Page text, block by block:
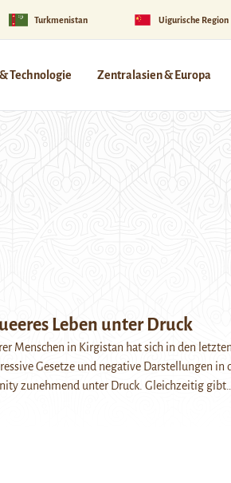
Turkmenistan Uigurische Region
Technologie Zentralasien & Europa
Leben unter Druck
Menschen in Kirgistan hat sich in den
Gesetze und negative Darstellungen in
zunehmend unter Druck. Gleichzeitig gibt…